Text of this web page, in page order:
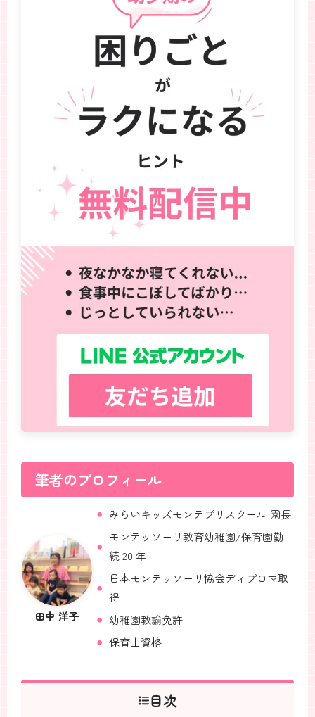
筆者のプロフィール
田中 洋子
みらいキッズモンテプリスクール 園長
モンテッソーリ教育幼稚園/保育園勤
続 20 年
日本モンテッソーリ協会ディプロマ取
得
幼稚園教諭免許
保育士資格
目次